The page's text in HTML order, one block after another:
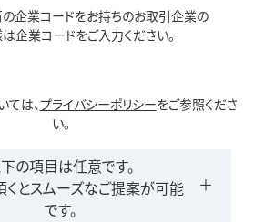
企業コードをお持ちのお取引企業の
企業コードをご入力ください。
は、プライバシーポリシーをご参照くださ
い。
の項目は任意です。
くとスムーズなご提案が可能
です。